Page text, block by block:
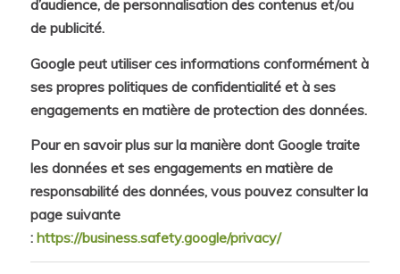
d’audience, de personnalisation des contenus et/ou
de publicité.
Google peut utiliser ces informations conformément à
ses propres politiques de confidentialité et à ses
engagements en matière de protection des données.
Pour en savoir plus sur la manière dont Google traite
les données et ses engagements en matière de
responsabilité des données, vous pouvez consulter la
page suivante
: https://business.safety.google/privacy/